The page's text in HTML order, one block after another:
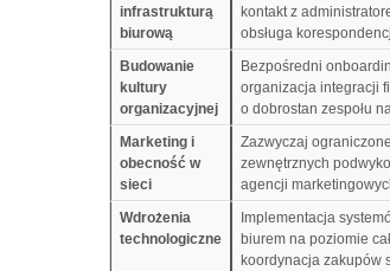
infrastrukturą
biurową
kontakt z
obsługa
Budowanie
kultury
organizacyjnej
Bezpośredni
organizacja integracji
o dobrostan zespołu
Marketing i
obecność w
sieci
Zazwyczaj
zewnętrznych
agencji
Wdrożenia
technologiczne
Implementacja
biurem na poziomie
koordynacja zakupów